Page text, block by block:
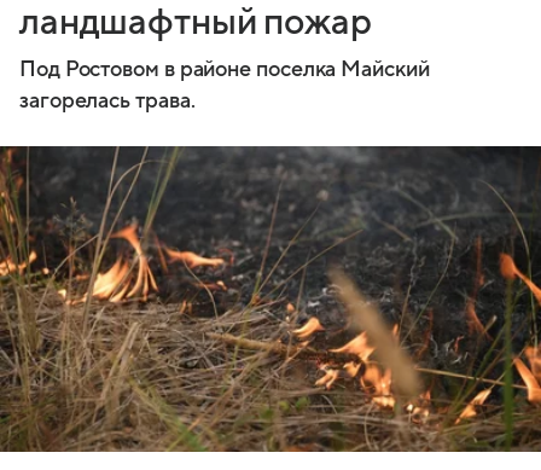
ландшафтный пожар
Под Ростовом в районе поселка Майский
загорелась трава.